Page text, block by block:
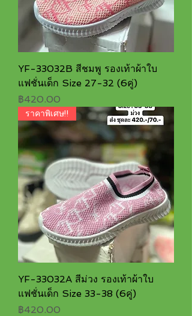
YF-33032B สีชมพู รองเท้าผ้าใบ
แฟชั่นเด็ก Size 27-32 (6คู่)
ราคา
฿420.00
ราคาพิเศษ!!
YF-33032A สีม่วง รองเท้าผ้าใบ
แฟชั่นเด็ก Size 33-38 (6คู่)
ราคา
฿420.00